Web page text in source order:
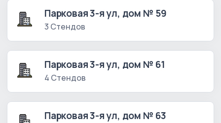
Парковая 3-я ул, дом № 59
3 Стендов
Парковая 3-я ул, дом № 61
4 Стендов
Парковая 3-я ул, дом № 63